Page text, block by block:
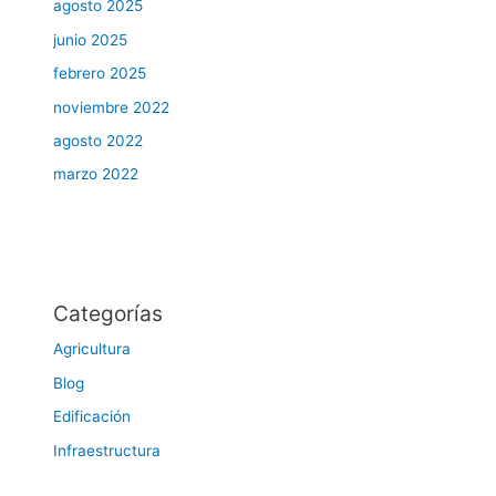
agosto 2025
junio 2025
febrero 2025
noviembre 2022
agosto 2022
marzo 2022
Categorías
Agricultura
Blog
Edificación
Infraestructura